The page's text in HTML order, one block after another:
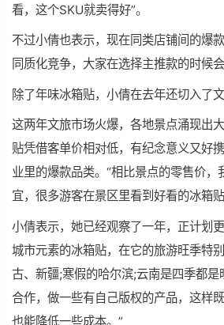
看，这个SKU就卖得好”。
不过小倩也表示，现在同类店铺间的爆
同质化竞争，大家在选择主推款的时候会
除了年味冰箱贴，小倩在去年还切入了
这两年文旅市场火爆，各地景点涌现出
贴凭借客单价相对低，有纪念意义又好
业里的爆款品类。“相比景点的零售价
宜，很多游客在景区里看到好看的冰箱
小倩表示，她已经观察了一年，正计划
城市元素的冰箱贴，在它的旅游旺季特
古、新疆;寒假的哈尔滨;云南是四季都
合作，做一些有自己版权的产品，这样
也能降低一些成本。”